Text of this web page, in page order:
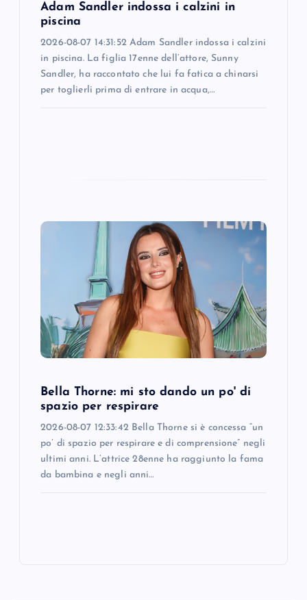
Adam Sandler indossa i calzini in
piscina
2026-08-07 14:31:52 Adam Sandler indossa i calzini
in piscina. La figlia 17enne dell’attore, Sunny
Sandler, ha raccontato che lui fa fatica a chinarsi
per toglierli prima di entrare in acqua,…
Bella Thorne: mi sto dando un po' di
spazio per respirare
2026-08-07 12:33:42 Bella Thorne si è concessa “un
po’ di spazio per respirare e di comprensione” negli
ultimi anni. L’attrice 28enne ha raggiunto la fama
da bambina e negli anni…